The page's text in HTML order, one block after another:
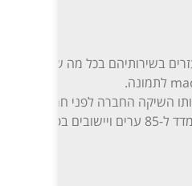
בשירותיהם בכל מה שקשור
וכאן נכנסת madlan לתמונה.
עזה ועוד. המידע מפורסם בשקיפות באתר מדלן וזמין בחינם לכל המעוניין.